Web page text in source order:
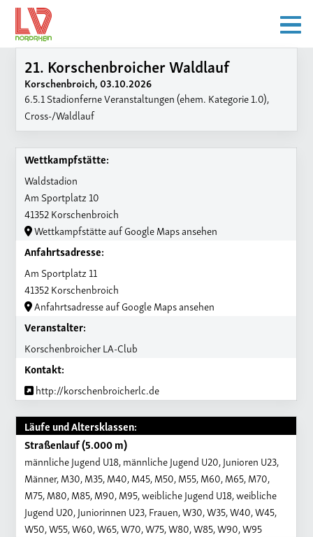
21. Korschenbroicher Waldlauf
Korschenbroich, 03.10.2026
6.5.1 Stadionferne Veranstaltungen (ehem. Kategorie 1.0),
Cross-/Waldlauf
Wettkampfstätte:
Waldstadion
Am Sportplatz 10
41352 Korschenbroich
Wettkampfstätte auf Google Maps ansehen
Anfahrtsadresse:
Am Sportplatz 11
41352 Korschenbroich
Anfahrtsadresse auf Google Maps ansehen
Veranstalter:
Korschenbroicher LA-Club
Kontakt:
http://korschenbroicherlc.de
Läufe und Altersklassen:
Straßenlauf (5.000 m)
männliche Jugend U18, männliche Jugend U20, Junioren U23,
Männer, M30, M35, M40, M45, M50, M55, M60, M65, M70,
M75, M80, M85, M90, M95, weibliche Jugend U18, weibliche
Jugend U20, Juniorinnen U23, Frauen, W30, W35, W40, W45,
W50, W55, W60, W65, W70, W75, W80, W85, W90, W95